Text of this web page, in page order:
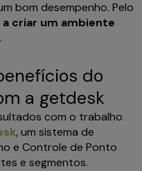
bom desempenho. Pelo
criar um ambiente
do
a getdesk
com o trabalho
, um sistema de
e Controle de Ponto
e segmentos.